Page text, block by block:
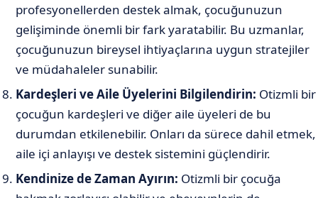
profesyonellerden destek almak, çocuğunuzun
gelişiminde önemli bir fark yaratabilir. Bu uzmanlar,
çocuğunuzun bireysel ihtiyaçlarına uygun stratejiler
ve müdahaleler sunabilir.
Kardeşleri ve Aile Üyelerini Bilgilendirin: Otizmli bir
çocuğun kardeşleri ve diğer aile üyeleri de bu
durumdan etkilenebilir. Onları da sürece dahil etmek,
aile içi anlayışı ve destek sistemini güçlendirir.
Kendinize de Zaman Ayırın: Otizmli bir çocuğa